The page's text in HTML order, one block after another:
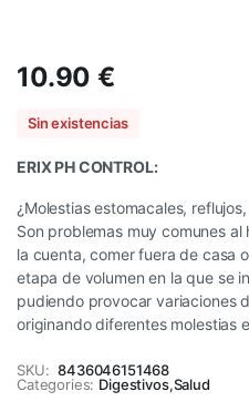
10.90€
Sin existencias
ERIX PH CONTROL:
¿Molestias estomacales,
Son problemas muy comunes
la cuenta, comer fuera de casa
etapa de volumen en la que se
pudiendo provocar variaciones
originando diferentes molestias
SKU: 8436046151468
Categories: Digestivos,Salud